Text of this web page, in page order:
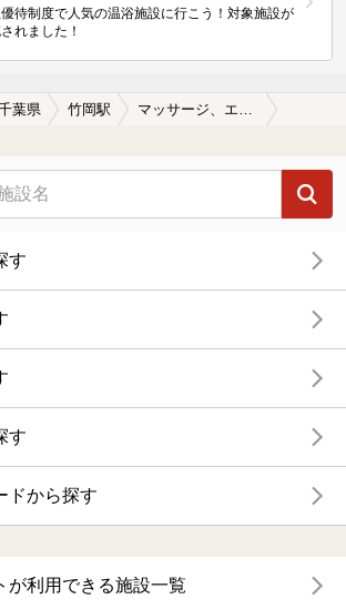
待制度で人気の温浴施設に行こう！対象施設が
れました！
葉県 竹岡駅 マッサージ、エステがある竹岡駅近くの温泉、日帰り温泉、スーパー銭湯おすすめ
す
す
ドから探す
が利用できる施設一覧